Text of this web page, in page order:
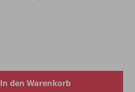
In den Warenkorb